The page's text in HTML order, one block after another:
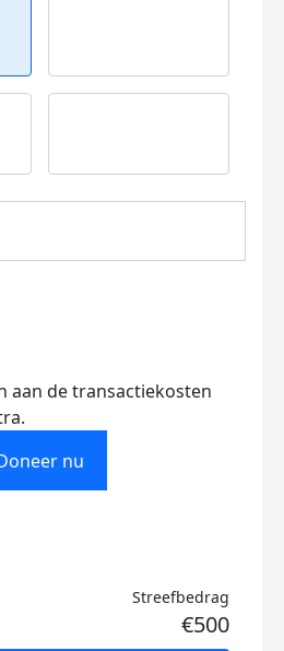
aan de transactiekosten
nu
Streefbedrag
€500